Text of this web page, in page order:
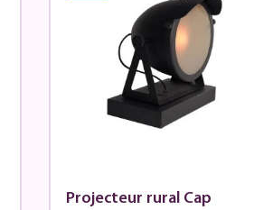
Projecteur rural Cap